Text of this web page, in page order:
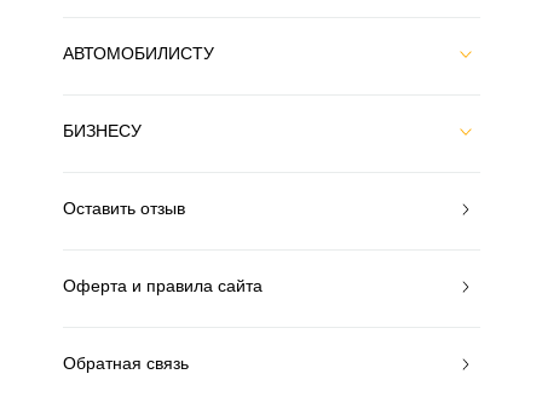
АВТОМОБИЛИСТУ
БИЗНЕСУ
Оставить отзыв
Оферта и правила сайта
Обратная связь